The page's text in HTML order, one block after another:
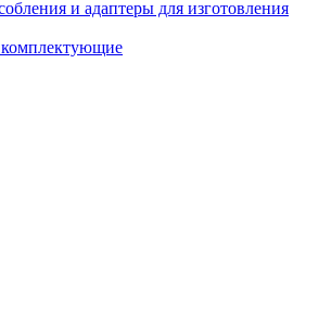
и адаптеры для изготовления